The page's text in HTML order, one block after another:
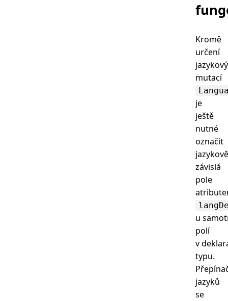
Kromě
určení
mutací
je
ještě
nutné
označit
jazykově
závislá
pole
u
polí
v
typu.
jazyků
se